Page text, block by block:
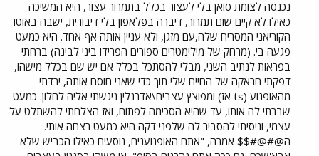
נכנסה לצומת סואן בלי לעצור בכלל בתמרור עצור, היא המשיכה
כאילו לא קיים שום תמרור, דיברה בפלאפון בלי דיבורית, ישבה באוטו
הקוריאני המסריח שלה,עם מזגן, ולא עניין אותה אף אחד. היא כמעט
פגעה בי. (מרחק של מילימטרים ספורים הפרידו ביני לבינה) ברחתי
בפראות לנתיב השני, מבלי להסתכל בכלל אם יש שם בכלל מישהו,
דפקתי חראקה של החיים שלי תוך כדי שאני חוסם אותה, ירדתי
מהאופנוע (ts אז) ומפוצץ עצבים\אדרנלין ניגשתי אליה לחלון. כמעט
שברתי לה אותו, עד שהיא הסכימה לפתוח, ואז הצלחתי להשתלט על
עצמי, וניסיתי להסביר לה שלפני דקה היא כמעט רצחה אותי.
ה@#@#$$ אמרה, "אתם האופנוענים, נוסעים כאילו הכביש שלא